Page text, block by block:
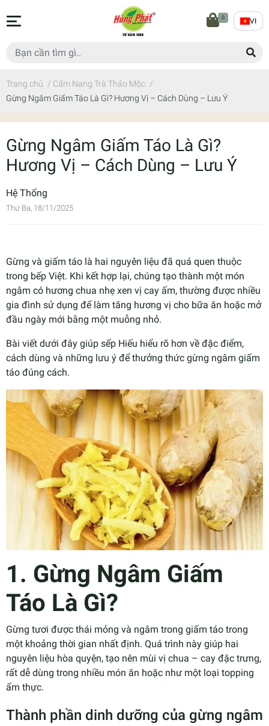
0 VI
Trang chủ / Cẩm Nang Trà Thảo Mộc /
Gừng Ngâm Giấm Táo Là Gì? Hương Vị – Cách Dùng – Lưu Ý
Gừng Ngâm Giấm Táo Là Gì?
Hương Vị – Cách Dùng – Lưu Ý
Hệ Thống
Thứ Ba, 18/11/2025
Gừng và giấm táo là hai nguyên liệu đã quá quen thuộc
trong bếp Việt. Khi kết hợp lại, chúng tạo thành một món
ngâm có hương chua nhẹ xen vị cay ấm, thường được nhiều
gia đình sử dụng để làm tăng hương vị cho bữa ăn hoặc mở
đầu ngày mới bằng một muỗng nhỏ.
Bài viết dưới đây giúp sếp Hiếu hiểu rõ hơn về đặc điểm,
cách dùng và những lưu ý để thưởng thức gừng ngâm giấm
táo đúng cách.
1. Gừng Ngâm Giấm
Táo Là Gì?
Gừng tươi được thái mỏng và ngâm trong giấm táo trong
một khoảng thời gian nhất định. Quá trình này giúp hai
nguyên liệu hòa quyện, tạo nên mùi vị chua – cay đặc trưng,
rất dễ dùng trong nhiều món ăn hoặc như một loại topping
ẩm thực.
Thành phần dinh dưỡng của gừng ngâm